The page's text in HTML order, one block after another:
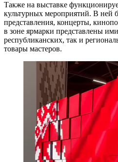
Также на выставке
культурных мероприятий. В ней
представления, концерты,
в зоне ярмарки представлены
республиканских, так и
товары мастеров.